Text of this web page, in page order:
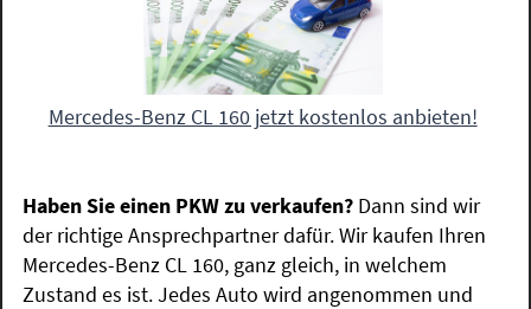
Mercedes-Benz CL 160 jetzt kostenlos anbieten!
Haben Sie einen PKW zu verkaufen? Dann sind wir
der richtige Ansprechpartner dafür. Wir kaufen Ihren
Mercedes-Benz CL 160, ganz gleich, in welchem
Zustand es ist. Jedes Auto wird angenommen und